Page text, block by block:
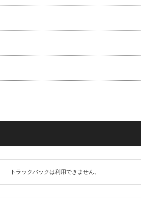
トラックバックは利用できません。